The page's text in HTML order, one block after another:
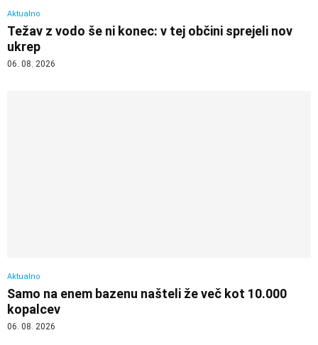
Aktualno
Težav z vodo še ni konec: v tej občini sprejeli nov
ukrep
06. 08. 2026
Aktualno
Samo na enem bazenu našteli že več kot 10.000
kopalcev
06. 08. 2026